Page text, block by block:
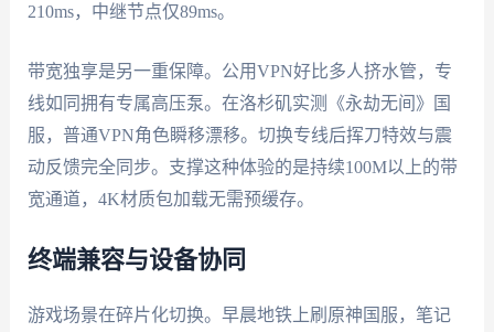
210ms，中继节点仅89ms。
带宽独享是另一重保障。公用VPN好比多人挤水管，专
线如同拥有专属高压泵。在洛杉矶实测《永劫无间》国
服，普通VPN角色瞬移漂移。切换专线后挥刀特效与震
动反馈完全同步。支撑这种体验的是持续100M以上的带
宽通道，4K材质包加载无需预缓存。
终端兼容与设备协同
游戏场景在碎片化切换。早晨地铁上刷原神国服，笔记